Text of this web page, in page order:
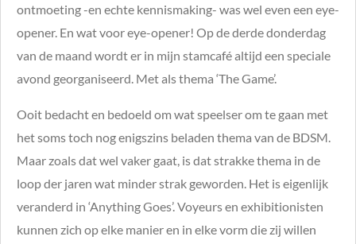
ontmoeting -en echte kennismaking- was wel even een eye-
opener. En wat voor eye-opener! Op de derde donderdag
van de maand wordt er in mijn stamcafé altijd een speciale
avond georganiseerd. Met als thema ‘The Game’.
Ooit bedacht en bedoeld om wat speelser om te gaan met
het soms toch nog enigszins beladen thema van de BDSM.
Maar zoals dat wel vaker gaat, is dat strakke thema in de
loop der jaren wat minder strak geworden. Het is eigenlijk
veranderd in ‘Anything Goes’. Voyeurs en exhibitionisten
kunnen zich op elke manier en in elke vorm die zij willen